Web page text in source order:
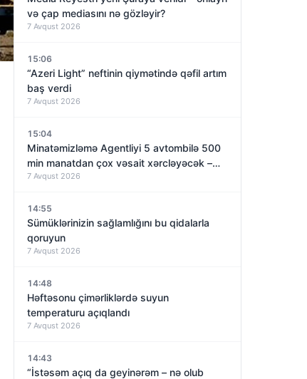
və çap mediasını nə gözləyir?
7 Avqust 2026
15:06
“Azeri Light” neftinin qiymətində qəfil artım
baş verdi
7 Avqust 2026
15:04
Minatəmizləmə Agentliyi 5 avtombilə 500
min manatdan çox vəsait xərcləyəcək –
TENDER
7 Avqust 2026
14:55
Sümüklərinizin sağlamlığını bu qidalarla
qoruyun
7 Avqust 2026
14:48
Həftəsonu çimərliklərdə suyun
temperaturu açıqlandı
7 Avqust 2026
14:43
“İstəsəm açıq da geyinərəm – nə olub